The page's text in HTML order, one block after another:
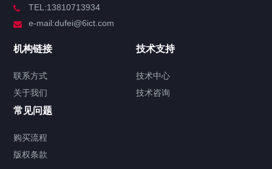
解决方案
产品中心 新闻中心
26Q-SI新华三交换机
TEL:13810713934
e-mail:dufei@6ict.com
机构链接
联系方式
关于我们
技术支持
技术中心
技术咨询
常见问题
购买流程
版权条款